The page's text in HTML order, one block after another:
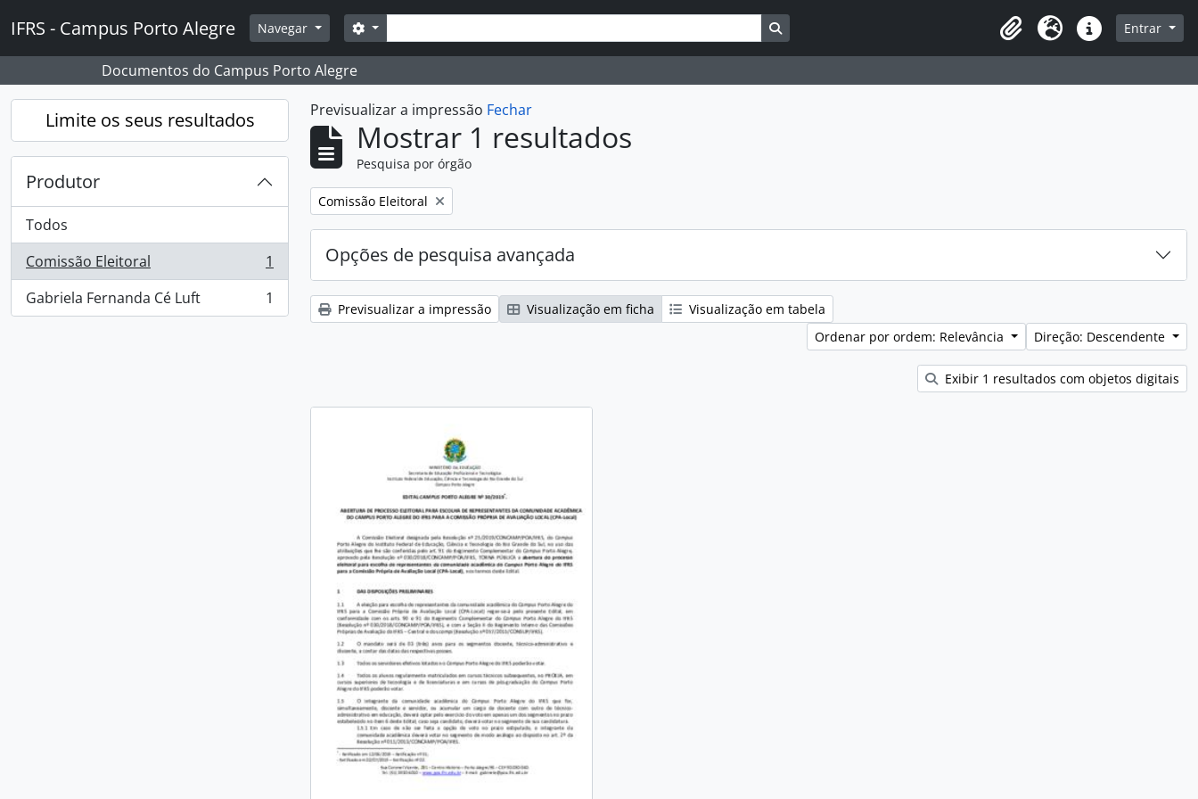
IFRS - Campus Porto Alegre Navegar Pesquisar
Opções de busca Busque na página de navegação
Idioma Ligações rápidas
Entrar
Documentos do Campus Porto Alegre
Limite os seus resultados
Produtor
Todos
Comissão Eleitoral
, 1 resultados
1
Gabriela Fernanda Cé Luft
, 1 resultados 1
Previsualizar a impressão Fechar
Mostrar 1 resultados
Pesquisa por órgão
Remover filtro:
Comissão Eleitoral
Opções de pesquisa avançada
Previsualizar a impressão Visualização em ficha
Visualização em tabela
Ordenar por ordem: Relevância
Direção: Descendente
Exibir 1 resultados com objetos digitais